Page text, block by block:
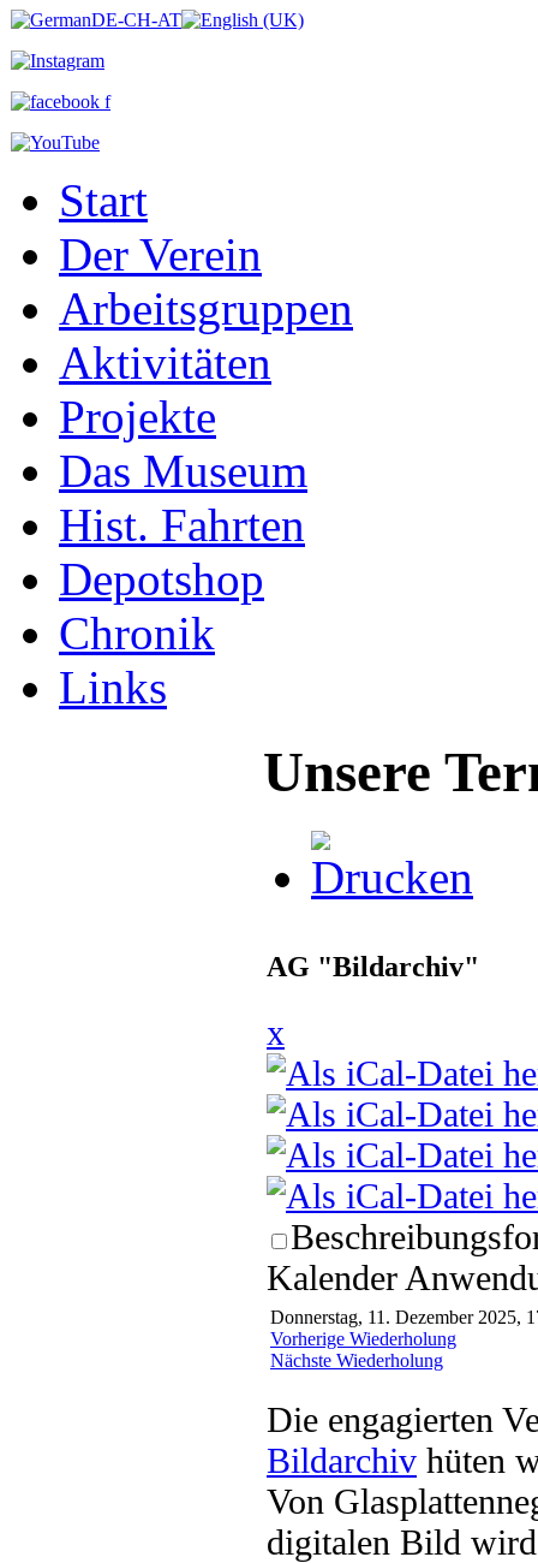
Start
Der Verein
Arbeitsgruppen
Aktivitäten
Projekte
Das Museum
Hist. Fahrten
Depotshop
Chronik
Links
Unsere
AG "Bildarchiv"
x
Kalender
Donnerstag, 11. Dezember 2025,
Vorherige Wiederholung
Nächste Wiederholung
Die engagierten
Bildarchiv hüten
Von
digitalen Bild